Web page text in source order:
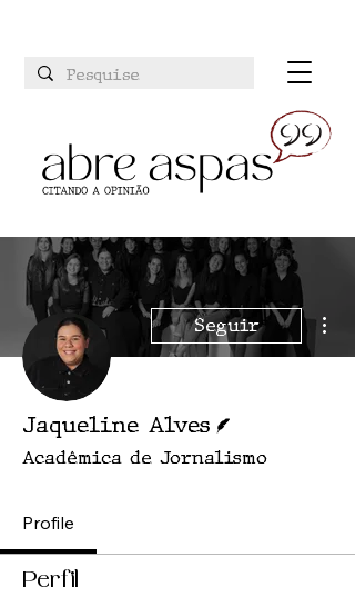
Seguir
Jaqueline Alves
Acadêmica de Jornalismo
Profile
Perfil